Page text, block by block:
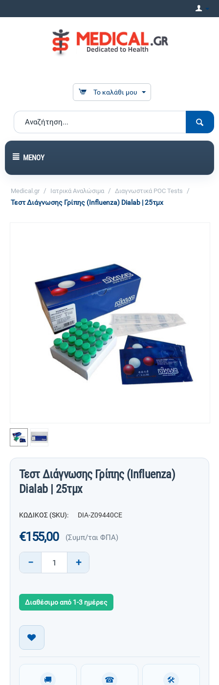
Το καλάθι μου
ΜΕΝΟΎ
Medical.gr / Ιατρικά Αναλώσιμα / Διαγνωστικά POC Tests
/
Τεστ Διάγνωσης Γρίπης (Influenza) Dialab | 25τμχ
Τεστ Διάγνωσης Γρίπης (Influenza)
Dialab | 25τμχ
ΚΩΔΙΚΟΣ (SKU): DIA-Z09440CE
€155,00 (Συμπ/ται ΦΠΑ)
+
−
Διαθέσιμο από 1-3 ημέρες
🚚 ☎ 🛠